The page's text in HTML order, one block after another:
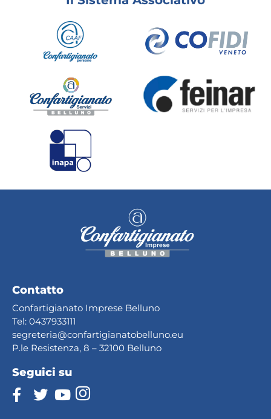
Contatto
Confartigianato Imprese Belluno
Tel: 0437933111
segreteria@confartigianatobelluno.eu
P.le Resistenza, 8 – 32100 Belluno
Seguici su